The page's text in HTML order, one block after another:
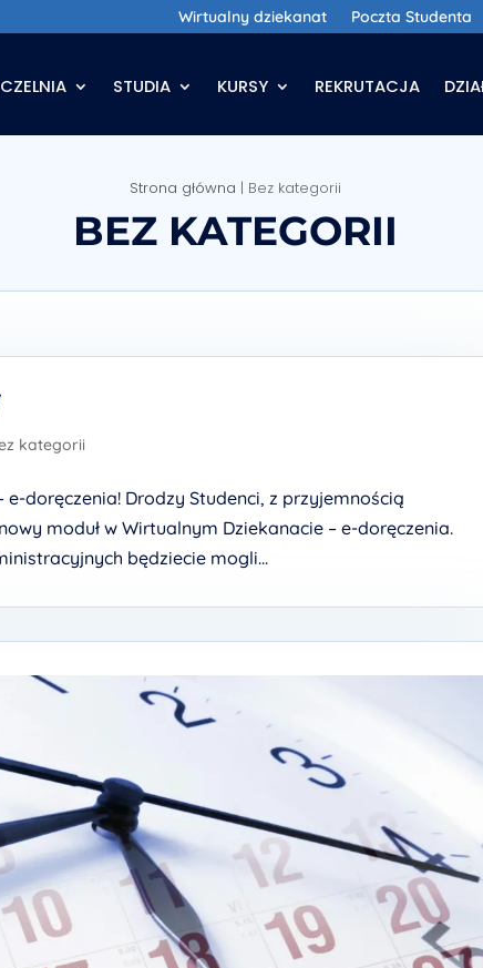
Wirtualny dziekanat Poczta Studenta
STUDIA KURSY REKRUTACJA
Strona główna | Bez kategorii
BEZ KATEGORII
kategorii
doręczenia! Drodzy Studenci, z przyjemnością
moduł w Wirtualnym Dziekanacie – e-doręczenia.
będziecie mogli...